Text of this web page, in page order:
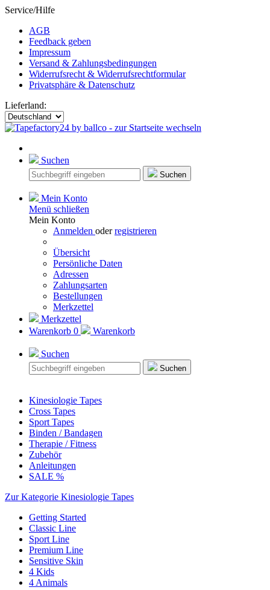
Service/Hilfe
AGB
Feedback geben
Impressum
Versand & Zahlungsbedingungen
Widerrufsrecht & Widerrufsrechtformular
Privatsphäre & Datenschutz
Lieferland:
Suchen
Suchen
Mein Konto
Menü schließen
Mein Konto
Anmelden oderregistrieren
Übersicht
Persönliche Daten
Adressen
Zahlungsarten
Bestellungen
Merkzettel
Merkzettel
Warenkorb 0 Warenkorb
Suchen
Suchen
Kinesiologie Tapes
Cross Tapes
Sport Tapes
Binden / Bandagen
Therapie / Fitness
Zubehör
Anleitungen
SALE %
Zur Kategorie Kinesiologie Tapes
Getting Started
Classic Line
Sport Line
Premium Line
Sensitive Skin
4 Kids
4 Animals